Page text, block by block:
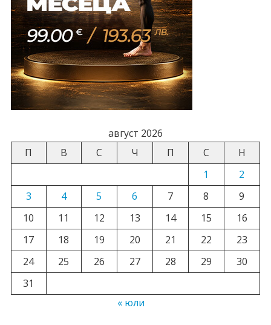
август 2026
П
В С Ч П С
Н
1
2
3
4 5 6 7 8
9
10
11 12 13 14 15
16
17
18 19 20 21 22
23
24
25 26 27 28 29
30
31
« юли